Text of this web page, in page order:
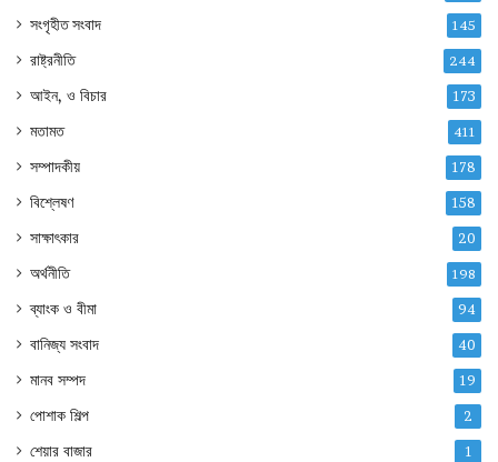
সংগৃহীত সংবাদ 145
রাষ্ট্রনীতি 244
আইন, ও বিচার 173
মতামত 411
সম্পাদকীয় 178
বিশ্লেষণ 158
সাক্ষাৎকার 20
অর্থনীতি 198
ব্যাংক ও বীমা 94
বানিজ্য সংবাদ 40
মানব সম্পদ 19
পোশাক শিল্প 2
শেয়ার বাজার 1